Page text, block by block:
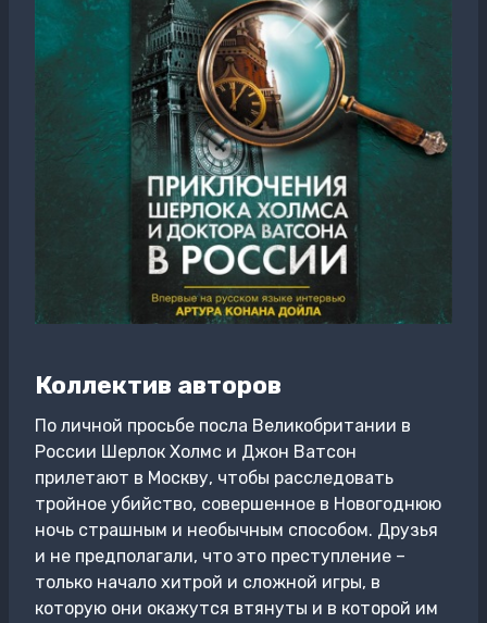
Коллектив авторов
По личной просьбе посла Великобритании в
России Шерлок Холмс и Джон Ватсон
прилетают в Москву, чтобы расследовать
тройное убийство, совершенное в Новогоднюю
ночь страшным и необычным способом. Друзья
и не предполагали, что это преступление –
только начало хитрой и сложной игры, в
которую они окажутся втянуты и в которой им